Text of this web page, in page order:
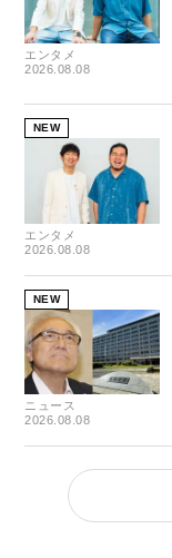
エンタメ
2026.08.08
NEW
エンタメ
2026.08.08
NEW
ニュース
2026.08.08